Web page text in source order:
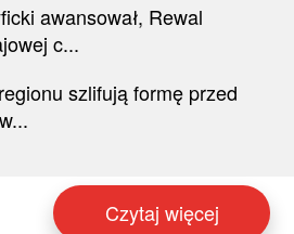
awansował, Rewal
c...
szlifują formę przed
Czytaj więcej